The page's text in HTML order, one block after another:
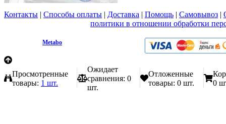
Контакты | Способы оплаты | Доставка | Помощь | Самовывоз |
политики в отношении обработки
Metabo
Просмотренные
товары: 1 шт.
Ожидает
сравнения: 0
шт.
Отложенные
товары: 0 шт.
0